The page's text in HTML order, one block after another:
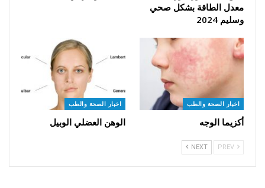
معدل الطاقة بشكل صحي
وسليم 2024
اخبار الصحة والطب
أكزيما الوجه
اخبار الصحة والطب
الوهن العضلي الوبيل
NEXT